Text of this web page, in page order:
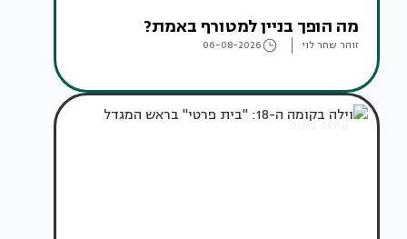
מה הופך בניין למטורף באמת?
זוהר שחר לוי 06-08-2026
עיצוב בתים